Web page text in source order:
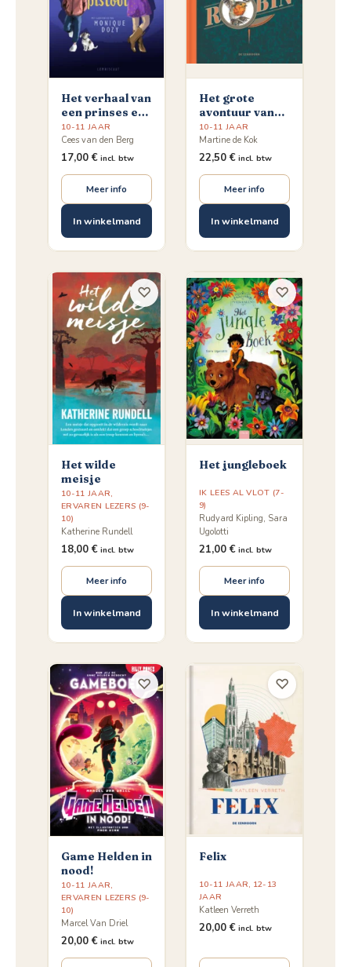
Het verhaal van
een prinses en
een pistool
10-11 JAAR
Cees van den Berg
17,00 € incl. btw
Meer info
In winkelmand
Het grote
avontuur van
kleine vogel
Robin
10-11 JAAR
Martine de Kok
22,50 € incl. btw
Meer info
In winkelmand
Het wilde
meisje
10-11 JAAR,
ERVAREN LEZERS (9-
10)
Katherine Rundell
18,00 € incl. btw
Meer info
In winkelmand
♡
Het jungleboek
IK LEES AL VLOT (7-
9)
Rudyard Kipling, Sara
Ugolotti
21,00 € incl. btw
Meer info
In winkelmand
♡
Game Helden in
nood!
10-11 JAAR,
ERVAREN LEZERS (9-
10)
Marcel Van Driel
20,00 € incl. btw
♡
Felix
10-11 JAAR, 12-13
JAAR
Katleen Verreth
20,00 € incl. btw
♡